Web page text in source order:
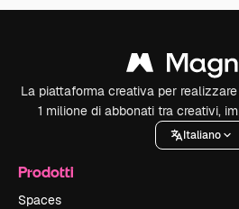
La piattaforma creativa per
1 milione di abbonati tra creativi,
Italiano
Prodotti
Spaces